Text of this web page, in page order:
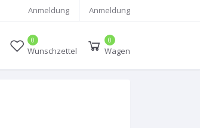
Anmeldung Anmeldung
0
Wunschzettel
0
Wagen